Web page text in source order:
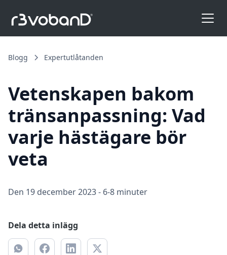
Blogg Expertutlåtanden
Vetenskapen bakom
tränsanpassning: Vad
varje hästägare bör
veta
Den 19 december 2023- 6-8 minuter
Dela detta inlägg